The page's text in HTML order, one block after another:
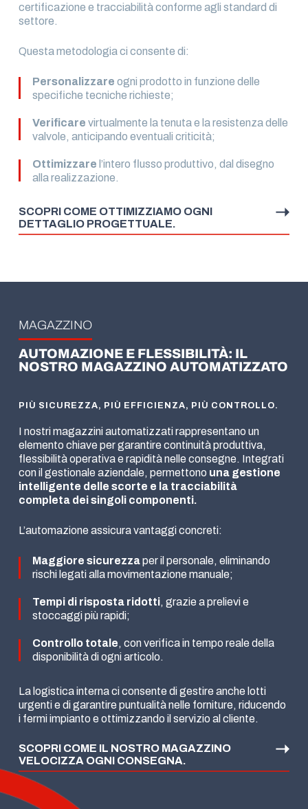
certificazione e tracciabilità conforme agli standard di
settore.
Questa metodologia ci consente di:
Personalizzare ogni prodotto in funzione delle
specifiche tecniche richieste;
Verificare virtualmente la tenuta e la resistenza delle
valvole, anticipando eventuali criticità;
Ottimizzare l’intero flusso produttivo, dal disegno
alla realizzazione.
SCOPRI COME OTTIMIZZIAMO OGNI
DETTAGLIO PROGETTUALE.
MAGAZZINO
AUTOMAZIONE E FLESSIBILITÀ: IL
NOSTRO MAGAZZINO AUTOMATIZZATO
PIÙ SICUREZZA, PIÙ EFFICIENZA, PIÙ CONTROLLO.
I nostri magazzini automatizzati rappresentano un
elemento chiave per garantire continuità produttiva,
flessibilità operativa e rapidità nelle consegne. Integrati
con il gestionale aziendale, permettono una gestione
intelligente delle scorte e la tracciabilità
completa dei singoli componenti.
L’automazione assicura vantaggi concreti:
Maggiore sicurezzaper il personale, eliminando
rischi legati alla movimentazione manuale;
Tempi di risposta ridotti, grazie a prelievi e
stoccaggi più rapidi;
Controllo totale, con verifica in tempo reale della
disponibilità di ogni articolo.
La logistica interna ci consente di gestire anche lotti
urgenti e di garantire puntualità nelle forniture, riducendo
i fermi impianto e ottimizzando il servizio al cliente.
SCOPRI COME IL NOSTRO MAGAZZINO
VELOCIZZA OGNI CONSEGNA.